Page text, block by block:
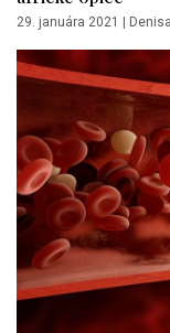
29. januára 2021